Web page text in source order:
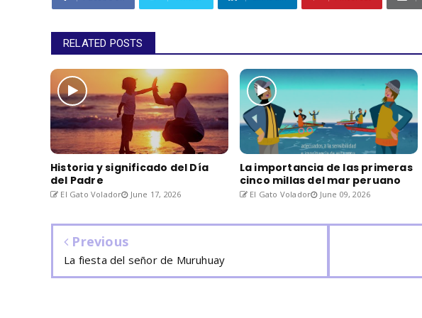
RELATED POSTS
Historia y significado del Día
del Padre
El Gato Volador June 17, 2026
La importancia de las primeras
cinco millas del mar peruano
El Gato Volador June 09, 2026
Previous
La fiesta del señor de Muruhuay